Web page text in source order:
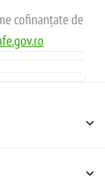
cofinanțate de